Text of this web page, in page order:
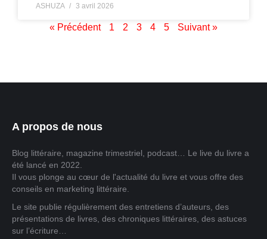
ASHUZA 3 avril 2026
« Précédent 1 2 3 4 5 Suivant »
A propos de nous
Blog littéraire, magazine trimestriel, podcast… Le live du livre a
été lancé en 2022.
Il vous plonge au cœur de l'actualité du livre et vous offre des
conseils en marketing littéraire.
Le site publie régulièrement des entretiens d’auteurs, des
présentations de livres, des chroniques littéraires, des astuces
sur l’écriture…